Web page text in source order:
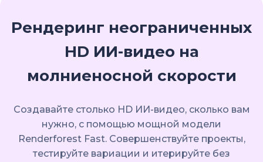
Рендеринг неограниченных
HD ИИ-видео на
молниеносной скорости
Создавайте столько HD ИИ-видео, сколько вам
нужно, с помощью мощной модели
Renderforest Fast. Совершенствуйте проекты,
тестируйте вариации и итерируйте без